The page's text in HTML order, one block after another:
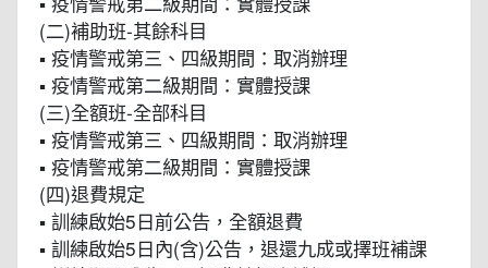
(二)補助班-其餘科目
▪ 疫情警戒第三、四級期間：取消辦理
▪ 疫情警戒第二級期間：實體授課
(三)全額班-全部科目
▪ 疫情警戒第三、四級期間：取消辦理
▪ 疫情警戒第二級期間：實體授課
(四)退費規定
▪ 訓練啟始5日前公告，全額退費
▪ 訓練啟始5日內(含)公告，退還九成或擇班補課